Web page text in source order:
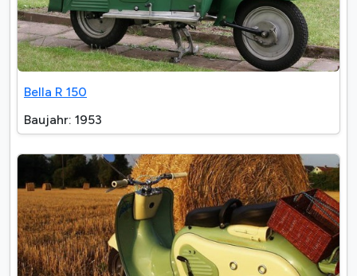
Bella R 150
Baujahr: 1953